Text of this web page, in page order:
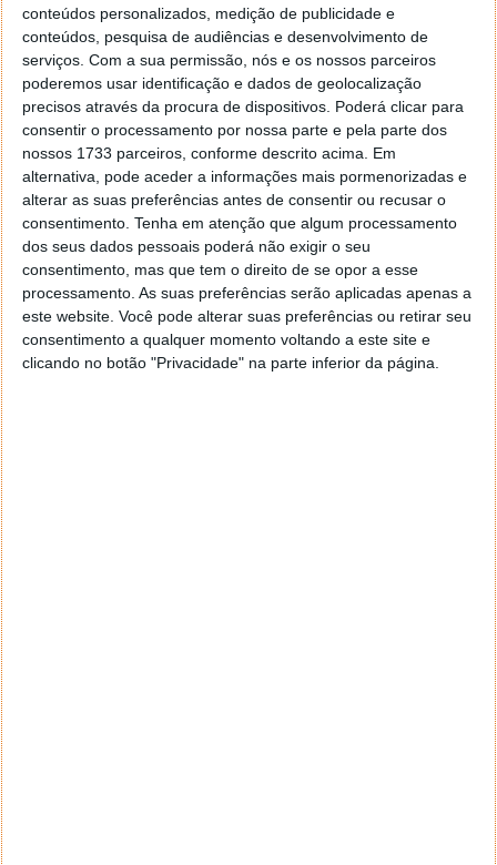
conteúdos personalizados, medição de publicidade e
conteúdos, pesquisa de audiências e desenvolvimento de
serviços. Com a sua permissão, nós e os nossos parceiros
poderemos usar identificação e dados de geolocalização
precisos através da procura de dispositivos. Poderá clicar para
consentir o processamento por nossa parte e pela parte dos
nossos 1733 parceiros, conforme descrito acima. Em
alternativa, pode aceder a informações mais pormenorizadas e
alterar as suas preferências antes de consentir ou recusar o
consentimento. Tenha em atenção que algum processamento
dos seus dados pessoais poderá não exigir o seu
consentimento, mas que tem o direito de se opor a esse
processamento. As suas preferências serão aplicadas apenas a
este website. Você pode alterar suas preferências ou retirar seu
consentimento a qualquer momento voltando a este site e
clicando no botão "Privacidade" na parte inferior da página.
André Santos Roque
Resposta:
André,
Um dispositivo bluetooth como uns headphones JBL,
são vistos pelo sistema como um componente de
hardware da máquina. Ora, todo esse hardware,
estando ligado, está ao dispor do sistema operativo
e, como tal, de qualquer utilizador que esteja a
utilizar a máquina.
Podemos extrapolar a ideia para outros recursos de